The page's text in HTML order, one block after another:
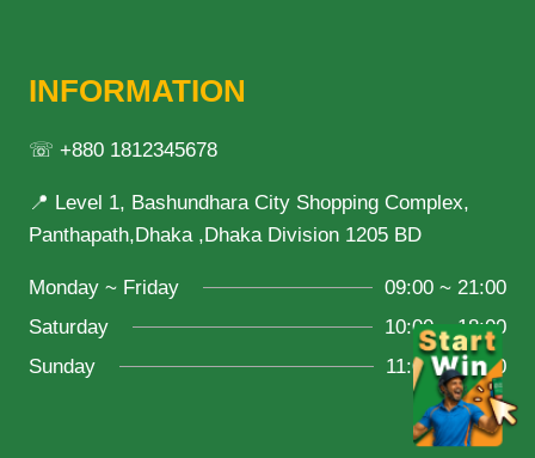
INFORMATION
☏ +880 1812345678
📍 Level 1, Bashundhara City Shopping Complex,
Panthapath,Dhaka ,Dhaka Division 1205 BD
Monday ~ Friday
09:00 ~ 21:00
Saturday
10:00 ~ 18:00
Sunday
11:00 ~ 20:00